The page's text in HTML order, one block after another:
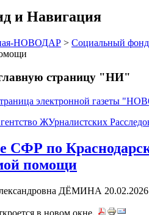
и Навигация
НОВОДАР > Социальный фонд
страницу "НИ"
электронной
ЖУрналистских
СФР по
помощи
ДЁМИНА